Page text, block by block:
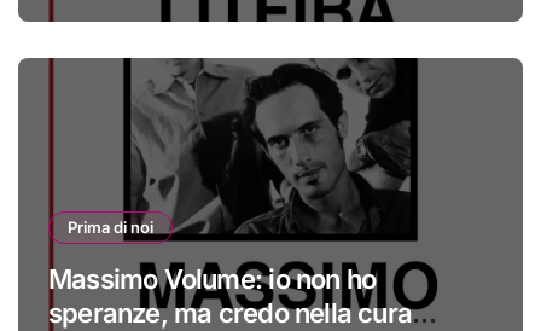
Prima di noi
Massimo Volume: io non ho
speranze, ma credo nella cura